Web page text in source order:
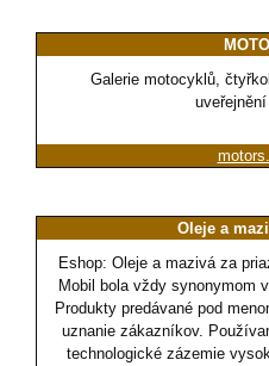
Galerie motocyklů,
Oleje a
Eshop: Oleje a mazivá za
Mobil bola vždy synonymom
Produkty predávané pod
uznanie zákazníkov.
technologické zázemie